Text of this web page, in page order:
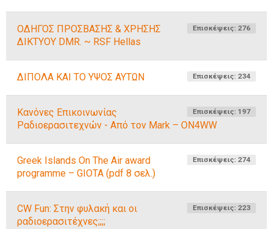
Επισκέψεις: 276
ΟΔΗΓΟΣ ΠΡΟΣΒΑΣΗΣ & ΧΡΗΣΗΣ
ΔΙΚΤΥΟΥ DMR. ~ RSF Hellas
Επισκέψεις: 234
ΔΙΠΟΛΑ ΚΑΙ ΤΟ ΥΨΟΣ ΑΥΤΩΝ
Επισκέψεις: 197
Κανόνες Επικοινωνίας
Ραδιοερασιτεχνών - Από τον Mark – ON4WW
Επισκέψεις: 274
Greek Islands On The Air award
programme – GIOTA (pdf 8 σελ.)
Επισκέψεις: 223
CW Fun: Στην φυλακή και οι
ραδιοερασιτέχνες;;;;